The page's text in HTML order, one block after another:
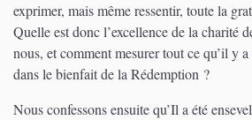
exprimer, mais même ressentir, toute la
Quelle est donc l’excellence de la charité
nous, et comment mesurer tout ce qu’il y
dans le bienfait de la Rédemption ?
Nous confessons ensuite qu’Il a été